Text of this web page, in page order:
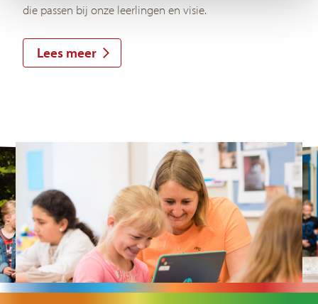
die passen bij onze leerlingen en visie.
Lees meer